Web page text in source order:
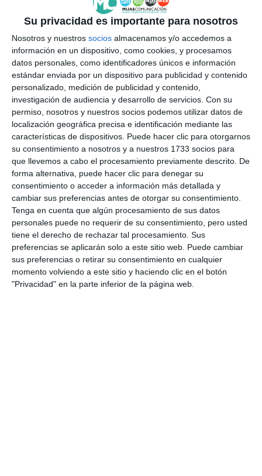
Su privacidad es importante para nosotros
Nosotros y nuestros socios almacenamos y/o accedemos a
información en un dispositivo, como cookies, y procesamos
datos personales, como identificadores únicos e información
estándar enviada por un dispositivo para publicidad y contenido
personalizado, medición de publicidad y contenido,
investigación de audiencia y desarrollo de servicios. Con su
permiso, nosotros y nuestros socios podemos utilizar datos de
localización geográfica precisa e identificación mediante las
características de dispositivos. Puede hacer clic para otorgarnos
su consentimiento a nosotros y a nuestros 1733 socios para
que llevemos a cabo el procesamiento previamente descrito. De
forma alternativa, puede hacer clic para denegar su
consentimiento o acceder a información más detallada y
cambiar sus preferencias antes de otorgar su consentimiento.
Tenga en cuenta que algún procesamiento de sus datos
personales puede no requerir de su consentimiento, pero usted
tiene el derecho de rechazar tal procesamiento. Sus
preferencias se aplicarán solo a este sitio web. Puede cambiar
sus preferencias o retirar su consentimiento en cualquier
momento volviendo a este sitio y haciendo clic en el botón
"Privacidad" en la parte inferior de la página web.